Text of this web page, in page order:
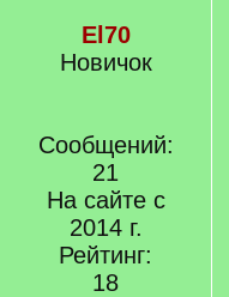
El70
Новичок
Сообщений:
21
На сайте с
2014 г.
Рейтинг:
18